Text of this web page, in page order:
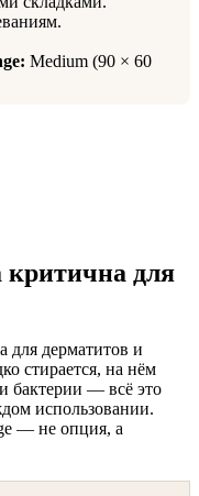
Medium (90 × 60
критична для
дерматитов и
стирается, на нём
бактерии — всё это
использовании.
— не опция, а